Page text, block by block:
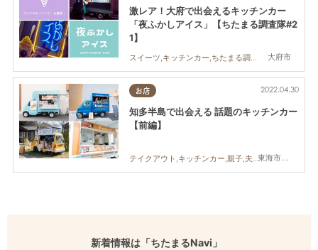
大府市
激レア！大府で出会えるキッチンカー
「夜ふかしアイス」【ちたまる調査隊#2
1】
スイーツ,キッチンカー,ちたまる調査隊,カップル,友人,トレンド
お店
東海市,大府市,知多市,阿久比町,半田市,武豊町,南知多町,常滑市,美浜町,東浦町
2022.04.30
知多半島で出会える 話題のキッチンカー
【前編】
テイクアウト,キッチンカー,親子,夫婦,家族,カップル,おひとりさま,友人,ペット,知多半島
新着情報は「ちたまるNavi」